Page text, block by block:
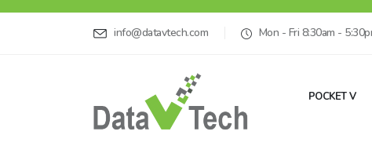
info@datavtech.com Mon - Fri 8:30am -
POCKET V